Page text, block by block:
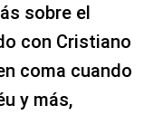
sobre el
con Cristiano
coma cuando
y más,